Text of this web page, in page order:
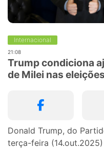
Internacional
21:08
Trump condiciona
de Milei nas
Donald Trump, do
terça-feira